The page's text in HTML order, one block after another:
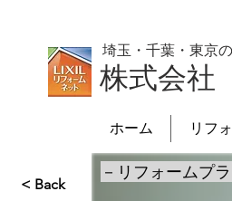
埼玉・千葉・東京
株式会
ホーム リフ
< Back
－リフォームプ